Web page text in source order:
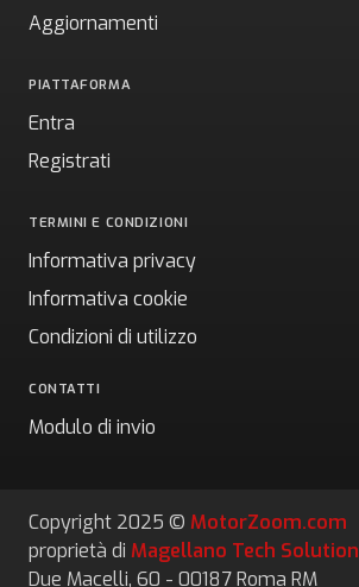
Aggiornamenti
PIATTAFORMA
Entra
Registrati
TERMINI E CONDIZIONI
Informativa privacy
Informativa cookie
Condizioni di utilizzo
CONTATTI
Modulo di invio
Copyright 2025 © MotorZoom.com
proprietà di Magellano Tech
Due Macelli, 60 - 00187 Roma RM